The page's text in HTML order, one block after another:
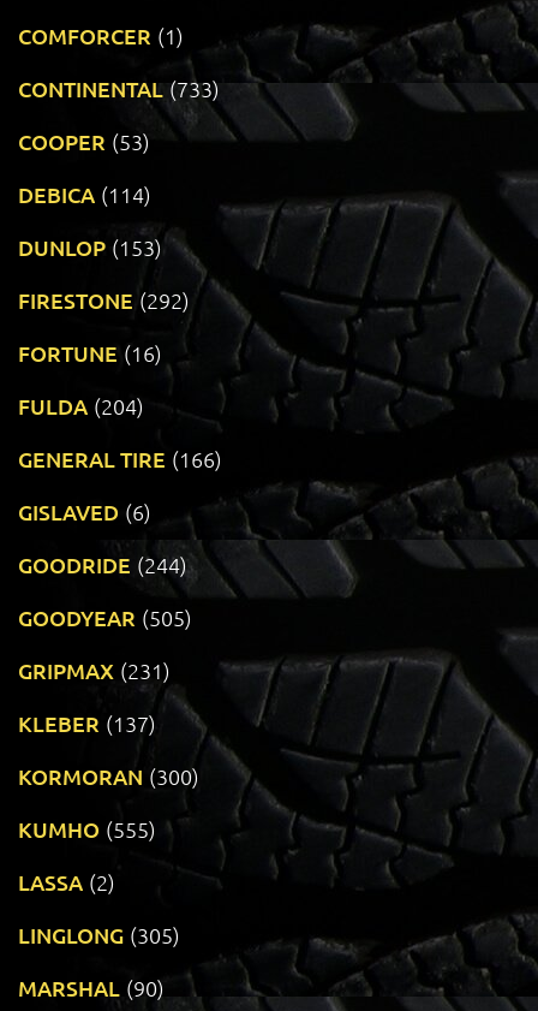
COMFORCER (1)
CONTINENTAL (733)
COOPER (53)
DEBICA (114)
DUNLOP (153)
FIRESTONE (292)
FORTUNE (16)
FULDA (204)
GENERAL TIRE (166)
GISLAVED (6)
GOODRIDE (244)
GOODYEAR (505)
GRIPMAX (231)
KLEBER (137)
KORMORAN (300)
KUMHO (555)
LASSA (2)
LINGLONG (305)
MARSHAL (90)